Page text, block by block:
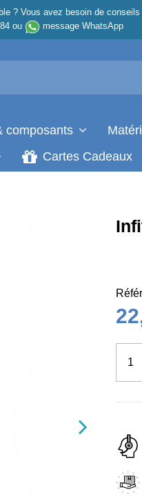
? Vous avez besoin de conseils
ou message WhatsApp
composants
Cartes Cadeaux